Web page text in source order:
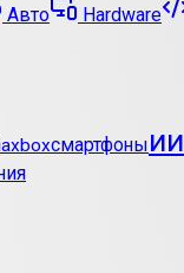
Авто Hardware
xboxсмартфоныии